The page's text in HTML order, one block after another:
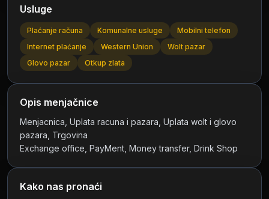
Usluge
Plaćanje računa Komunalne usluge
Mobilni telefon
Internet plaćanje
Western Union
Wolt pazar
Glovo pazar
Otkup zlata
Opis menjačnice
Menjacnica, Uplata racuna i pazara, Uplata wolt i glovo
pazara, Trgovina
Exchange office, PayMent, Money transfer, Drink Shop
Kako nas pronaći